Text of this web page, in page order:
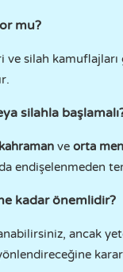
mu?
silah
silahla
ve orta
endişelenmeden
kadar önemlidir?
ancak